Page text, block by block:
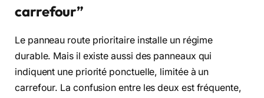
carrefour”
Le panneau route prioritaire installe un régime
durable. Mais il existe aussi des panneaux qui
indiquent une priorité ponctuelle, limitée à un
carrefour. La confusion entre les deux est fréquente,